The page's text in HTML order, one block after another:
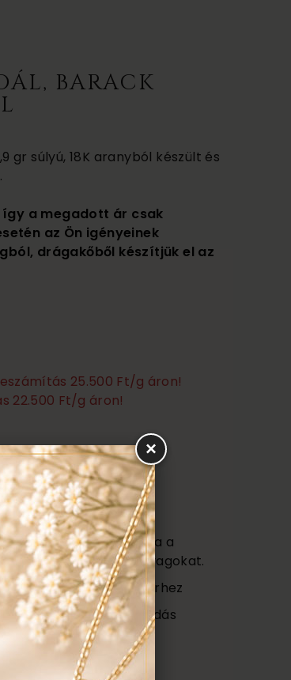
BARACK
gr súlyú, 18K aranyból készült és
így a megadott ár csak
az Ön igényeinek
drágakőből készítjük el az
25.500 Ft/g áron!
22.500 Ft/g áron!
még:
mely tartalmazza a
található anyagokat.
táska minden ékszerhez
rejtett károsodás
stb. Az általunk
×